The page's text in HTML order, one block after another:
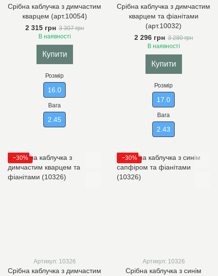
Срібна каблучка з димчастим
кварцем (арт.10054)
2 315 грн 3 307 грн
В наявності
Купити
Розмір
16.0
Вага
2.45
Срібна каблучка з димчастим
кварцем та фіанітами
(арт.10032)
2 296 грн 3 280 грн
В наявності
Купити
Розмір
17.0
Вага
2.43
−30%
Артикул: 10326
Срібна каблучка з димчастим
−30%
Артикул: 10326
Срібна каблучка з синім